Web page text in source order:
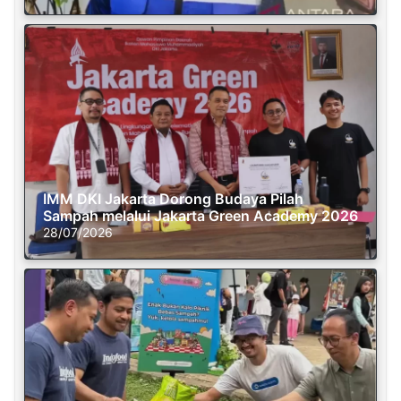
IMM DKI Jakarta Dorong Budaya Pilah
Sampah melalui Jakarta Green Academy 2026
28/07/2026